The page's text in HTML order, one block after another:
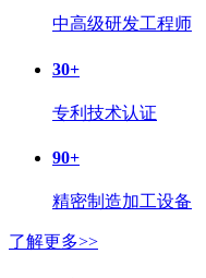
中高级研发工程师
30+
专利技术认证
90+
精密制造加工设备
了解更多>>